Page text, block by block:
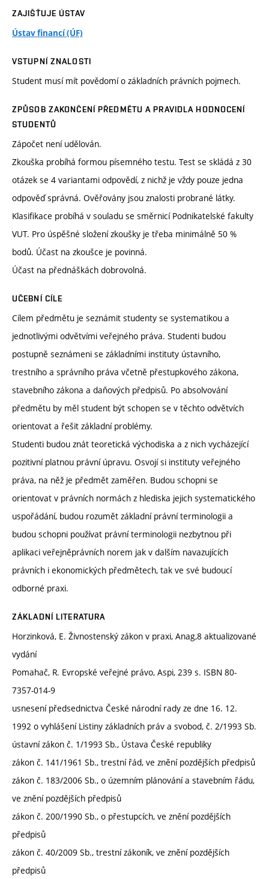
ZAJIŠŤUJE ÚSTAV
Ústav financí (ÚF)
VSTUPNÍ ZNALOSTI
Student musí mít povědomí o základních právních pojmech.
ZPŮSOB ZAKONČENÍ PŘEDMĚTU A PRAVIDLA HODNOCENÍ
STUDENTŮ
Zápočet není udělován.
Zkouška probíhá formou písemného testu. Test se skládá z 30
otázek se 4 variantami odpovědí, z nichž je vždy pouze jedna
odpověď správná. Ověřovány jsou znalosti probrané látky.
Klasifikace probíhá v souladu se směrnicí Podnikatelské fakulty
VUT. Pro úspěšné složení zkoušky je třeba minimálně 50 %
bodů. Účast na zkoušce je povinná.
Účast na přednáškách dobrovolná.
UČEBNÍ CÍLE
Cílem předmětu je seznámit studenty se systematikou a
jednotlivými odvětvími veřejného práva. Studenti budou
postupně seznámeni se základními instituty ústavního,
trestního a správního práva včetně přestupkového zákona,
stavebního zákona a daňových předpisů. Po absolvování
předmětu by měl student být schopen se v těchto odvětvích
orientovat a řešit základní problémy.
Studenti budou znát teoretická východiska a z nich vycházející
pozitivní platnou právní úpravu. Osvojí si instituty veřejného
práva, na něž je předmět zaměřen. Budou schopni se
orientovat v právních normách z hlediska jejich systematického
uspořádání, budou rozumět základní právní terminologii a
budou schopni používat právní terminologii nezbytnou při
aplikaci veřejněprávních norem jak v dalším navazujících
právních i ekonomických předmětech, tak ve své budoucí
odborné praxi.
ZÁKLADNÍ LITERATURA
Horzinková, E. Živnostenský zákon v praxi, Anag,8 aktualizované
vydání
Pomahač, R. Evropské veřejné právo, Aspi, 239 s. ISBN 80-
7357-014-9
usnesení předsednictva České národní rady ze dne 16. 12.
1992 o vyhlášení Listiny základních práv a svobod, č. 2/1993 Sb.
ústavní zákon č. 1/1993 Sb., Ústava České republiky
zákon č. 141/1961 Sb., trestní řád, ve znění pozdějších předpisů
zákon č. 183/2006 Sb., o územním plánování a stavebním řádu,
ve znění pozdějších předpisů
zákon č. 200/1990 Sb., o přestupcích, ve znění pozdějších
předpisů
zákon č. 40/2009 Sb., trestní zákoník, ve znění pozdějších
předpisů